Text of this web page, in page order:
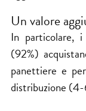
Un valore
In particolare,
(92%)
panettiere e
distribuzione